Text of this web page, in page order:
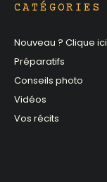
CATÉGORIES
Nouveau ? Clique ici
Préparatifs
Conseils photo
Vidéos
Vos récits